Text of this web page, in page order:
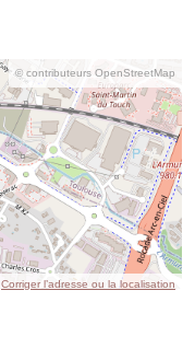
© contributeurs OpenStreetMap
Corriger l’adresse ou la localisation